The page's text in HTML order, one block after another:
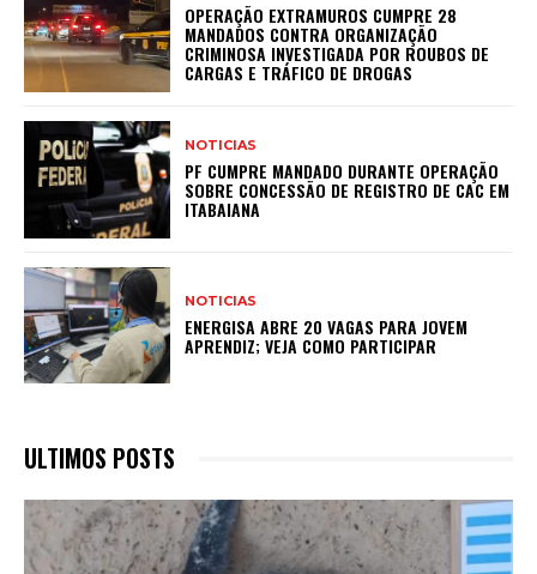
OPERAÇÃO EXTRAMUROS CUMPRE 28
MANDADOS CONTRA ORGANIZAÇÃO
CRIMINOSA INVESTIGADA POR ROUBOS DE
CARGAS E TRÁFICO DE DROGAS
NOTICIAS
PF CUMPRE MANDADO DURANTE OPERAÇÃO
SOBRE CONCESSÃO DE REGISTRO DE CAC EM
ITABAIANA
NOTICIAS
ENERGISA ABRE 20 VAGAS PARA JOVEM
APRENDIZ; VEJA COMO PARTICIPAR
ULTIMOS POSTS